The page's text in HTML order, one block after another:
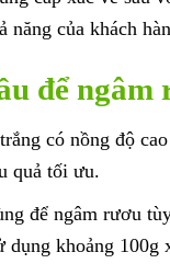
của khách
để
có nồng độ
quả tối ưu.
để ngâm rươu
dụng khoảng 100g